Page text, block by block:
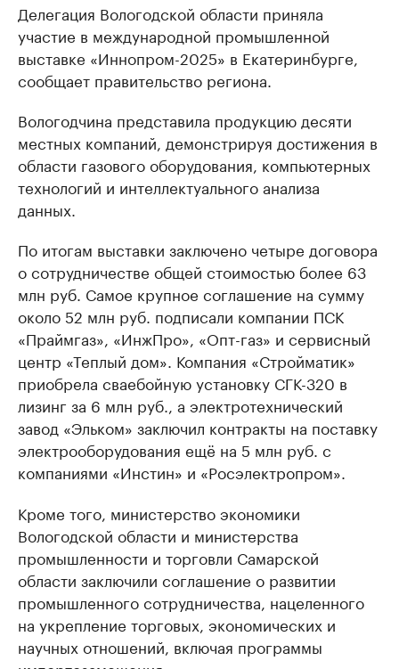
Делегация Вологодской области приняла
участие в международной промышленной
выставке «Иннопром-2025» в Екатеринбурге,
сообщает правительство региона.
Вологодчина представила продукцию десяти
местных компаний, демонстрируя достижения в
области газового оборудования, компьютерных
технологий и интеллектуального анализа
данных.
По итогам выставки заключено четыре договора
о сотрудничестве общей стоимостью более 63
млн руб. Самое крупное соглашение на сумму
около 52 млн руб. подписали компании ПСК
«Праймгаз», «ИнжПро», «Опт-газ» и сервисный
центр «Теплый дом». Компания «Стройматик»
приобрела сваебойную установку СГК-320 в
лизинг за 6 млн руб., а электротехнический
завод «Эльком» заключил контракты на поставку
электрооборудования ещё на 5 млн руб. с
компаниями «Инстин» и «Росэлектропром».
Кроме того, министерство экономики
Вологодской области и министерства
промышленности и торговли Самарской
области заключили соглашение о развитии
промышленного сотрудничества, нацеленного
на укрепление торговых, экономических и
научных отношений, включая программы